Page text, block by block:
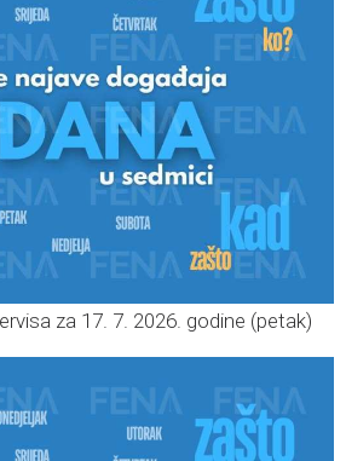
za 17. 7. 2026. godine (petak)